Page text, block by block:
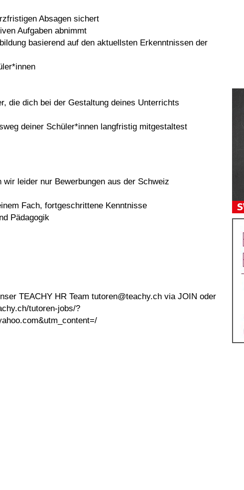
Absagen sichert
Aufgaben abnimmt
basierend auf den aktuellsten Erkenntnissen der
die dich bei der Gestaltung deines Unterrichts
deiner Schüler*innen langfristig mitgestaltest
leider nur Bewerbungen aus der Schweiz
Fach, fortgeschrittene Kenntnisse
Pädagogik
TEACHY HR Team tutoren@teachy.ch via JOIN oder
tutoren-jobs/?